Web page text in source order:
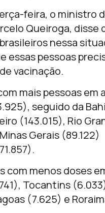
feira, o ministro
Queiroga, disse
nessa
essas pessoas
vacinação.
mais pessoas em
seguido da
(143.015), Rio
Gerais (89.122)
com menos doses
Tocantins
(7.625) e